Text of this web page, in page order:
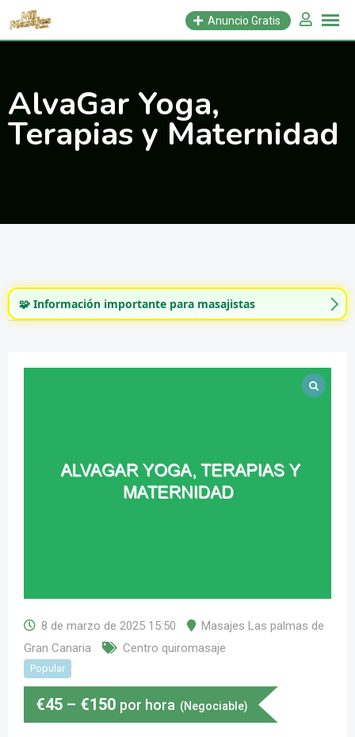
Saltar
Anuncio Gratis
AlvaGar Yoga,
Terapias y Maternidad
🧩 Información importante para masajistas
8 de marzo de 2025 15:50
Masajes Las palmas de
Gran Canaria
Centro quiromasaje
Popular
€45 – €150 por hora (Negociable)